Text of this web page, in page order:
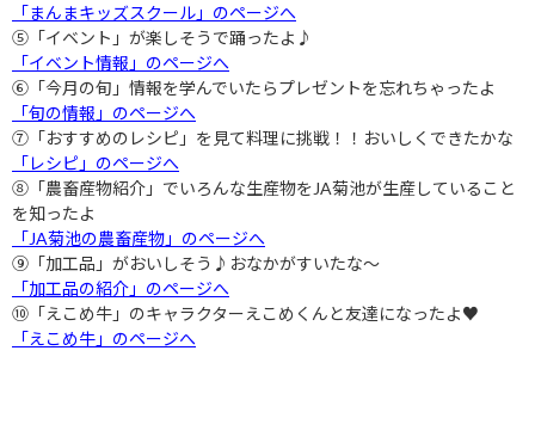
「まんまキッズスクール」のページへ
⑤「イベント」が楽しそうで踊ったよ♪
「イベント情報」のページへ
⑥「今月の旬」情報を学んでいたらプレゼントを忘れちゃったよ
「旬の情報」のページへ
⑦「おすすめのレシピ」を見て料理に挑戦！！おいしくできたかな
「レシピ」のページへ
⑧「農畜産物紹介」でいろんな生産物を JA菊池が生産していること
を知ったよ
「JA菊池の農畜産物」のページへ
⑨「加工品」がおいしそう♪おなかがすいたな～
「加工品の紹介」のページへ
⑩「えこめ牛」のキャラクターえこめくんと友達になったよ♥
「えこめ牛」のページへ